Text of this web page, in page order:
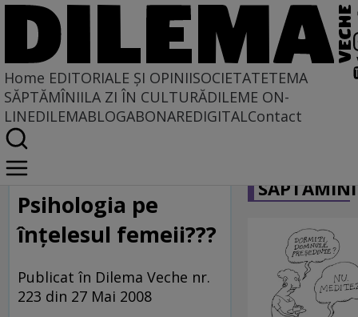
Home EDITORIALE ȘI OPINIISOCIETATETEMA
SĂPTĂMÎNIILA ZI ÎN CULTURĂDILEME ON-
LINEDILEMABLOGABONAREDIGITALContact
Home
La centru şi la margine
Psihologia pe
înţelesul femeii???
Publicat în Dilema Veche nr.
223 din 27 Mai 2008